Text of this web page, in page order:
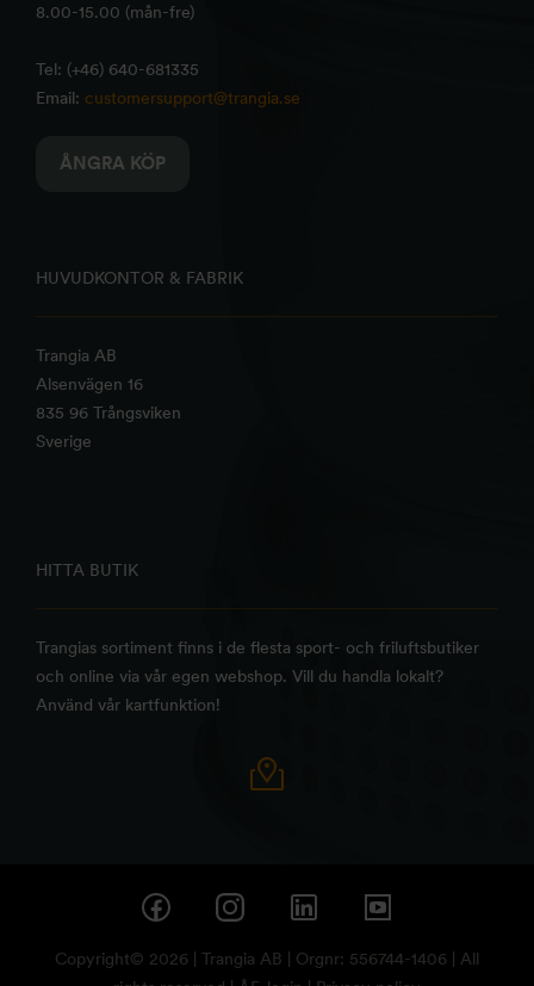
8.00-15.00 (mån-fre)
Tel: (+46) 640-681335
Email: customersupport@trangia.se
ÅNGRA KÖP
HUVUDKONTOR & FABRIK
Trangia AB
Alsenvägen 16
835 96 Trångsviken
Sverige
HITTA BUTIK
Trangias sortiment finns i de flesta sport- och friluftsbutiker
och online via vår egen webshop. Vill du handla lokalt?
Använd vår kartfunktion!
Copyright© 2026 | Trangia AB | Orgnr: 556744-1406 | All